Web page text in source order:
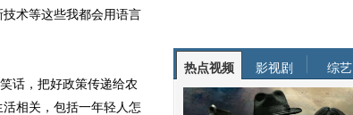
术等这些我都会用语言
话，把好政策传递给农
相关，包括一年轻人怎
热点视频 影视剧 综艺